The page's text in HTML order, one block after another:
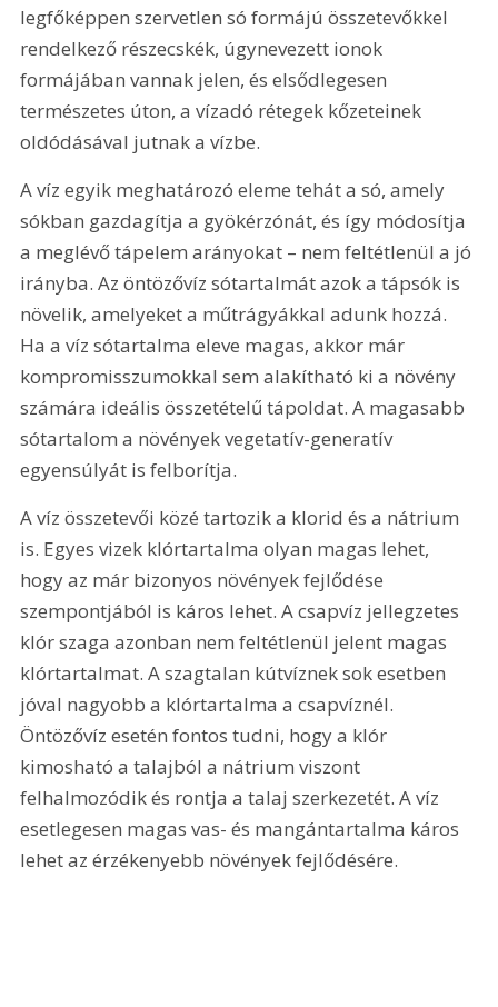
legfőképpen szervetlen só formájú összetevőkkel
rendelkező részecskék, úgynevezett ionok
formájában vannak jelen, és elsődlegesen
természetes úton, a vízadó rétegek kőzeteinek
oldódásával jutnak a vízbe.
A víz egyik meghatározó eleme tehát a só, amely
sókban gazdagítja a gyökérzónát, és így módosítja
a meglévő tápelem arányokat – nem feltétlenül a jó
irányba. Az öntözővíz sótartalmát azok a tápsók is
növelik, amelyeket a műtrágyákkal adunk hozzá.
Ha a víz sótartalma eleve magas, akkor már
kompromisszumokkal sem alakítható ki a növény
számára ideális összetételű tápoldat. A magasabb
sótartalom a növények vegetatív-generatív
egyensúlyát is felborítja.
A víz összetevői közé tartozik a klorid és a nátrium
is. Egyes vizek klórtartalma olyan magas lehet,
hogy az már bizonyos növények fejlődése
szempontjából is káros lehet. A csapvíz jellegzetes
klór szaga azonban nem feltétlenül jelent magas
klórtartalmat. A szagtalan kútvíznek sok esetben
jóval nagyobb a klórtartalma a csapvíznél.
Öntözővíz esetén fontos tudni, hogy a klór
kimosható a talajból a nátrium viszont
felhalmozódik és rontja a talaj szerkezetét. A víz
esetlegesen magas vas- és mangántartalma káros
lehet az érzékenyebb növények fejlődésére.